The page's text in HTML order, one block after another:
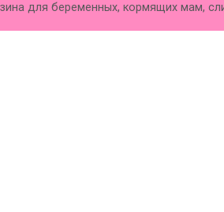
для беременных, кормящих мам,